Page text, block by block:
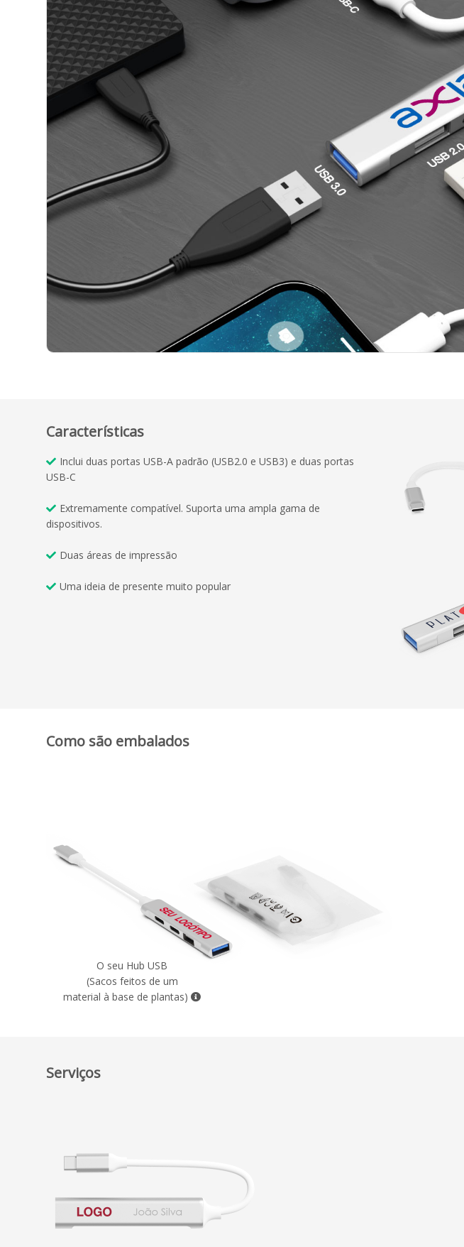
Características
Inclui duas portas USB-A padrão (USB2.0 e USB3) e duas portas
USB-C
Extremamente compatível. Suporta uma ampla gama de
dispositivos.
Duas áreas de impressão
Uma ideia de presente muito popular
Como são embalados
O seu Hub USB
(Sacos feitos de um
material à base de plantas)
Serviços